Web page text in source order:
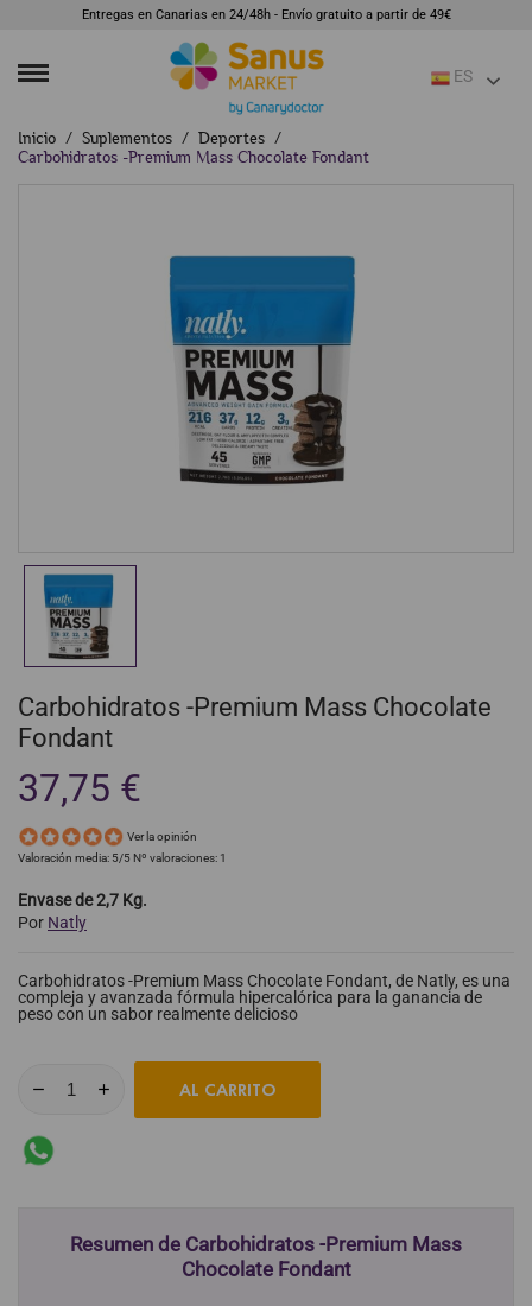
Entregas en Canarias en 24/48h - Envío gratuito a partir de 49€
ES
Inicio Suplementos
Deportes
Carbohidratos -Premium Mass Chocolate Fondant
Carbohidratos -Premium Mass Chocolate
Fondant
37,75 €
Ver la opinión
Valoración media: 5/5 Nº valoraciones: 1
Envase de 2,7 Kg.
Por Natly
Carbohidratos -Premium Mass Chocolate Fondant, de Natly, es una
compleja y avanzada fórmula hipercalórica para la ganancia de
peso con un sabor realmente delicioso
AL CARRITO
Resumen de Carbohidratos -Premium Mass
Chocolate Fondant